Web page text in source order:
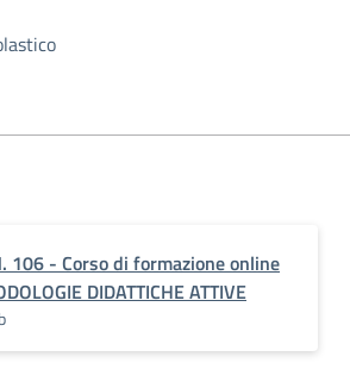
106 - Corso di formazione online
DIDATTICHE ATTIVE